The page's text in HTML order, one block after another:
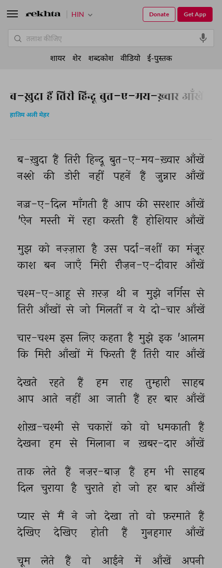
ब-ख़ुदा हैं तिरी हिन्दू बुत-ए-मय-ख़्वार आँखें
हातिम अली मेहर
ब-ख़ुदा हैं तिरी हिन्दू बुत-ए-मय-ख़्वार आँखें
नश्शे
की डोरी नहीं पहनें हैं ज़ुन्नार आँखें
नज़्र-ए-दिल माँगती हैं आप की सरशार आँखें
'ऐन मस्ती में रहा करती हैं होशियार आँखें
मुझ को नज़्ज़ारा है उस पर्दा-नशीं का मंज़ूर
काश बन जाएँ मिरी रौज़न-ए-दीवार आँखें
चश्म-ए-आहू से ग़रज़ थी न मुझे नर्गिस से
तिरी आँखों से जो मिलतीं न ये दो-चार आँखें
चार-चश्म इस लिए कहता है मुझे इक 'आलम
कि मिरी आँखों में फिरती हैं तिरी यार आँखें
देखते रहते हैं हम राह तुम्हारी
साहब
आप आते नहीं आ जाती हैं हर बार आँखें
शोख़-चश्मी से चकारों को वो धमकाती हैं
देखना हम से मिलाना न ख़बर-दार आँखें
ताक लेते हैं नज़र-बाज़ हैं हम भी साहब
दिल चुराया है चुराते हो जो हर बार आँखें
प्यार से मैं ने जो देखा तो वो फ़रमाते हैं
देखिए
देखिए होती हैं गुनहगार आँखें
चूम लेते हैं वो आईने में आँखें
अपनी
HIN Get App
Donate
शायर शेर शब्दकोश वीडियो ई-पुस्तक